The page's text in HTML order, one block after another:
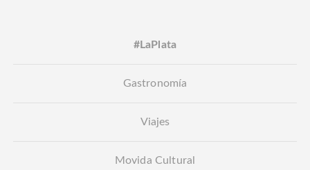
#LaPlata
Gastronomía
Viajes
Movida Cultural